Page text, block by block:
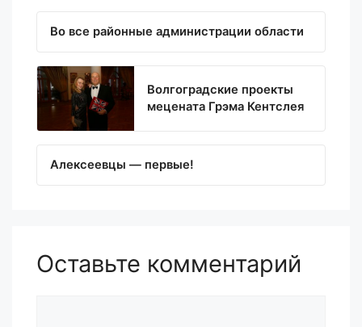
Во все районные администрации области
Волгоградские проекты
мецената Грэма Кентслея
Алексеевцы — первые!
Оставьте комментарий